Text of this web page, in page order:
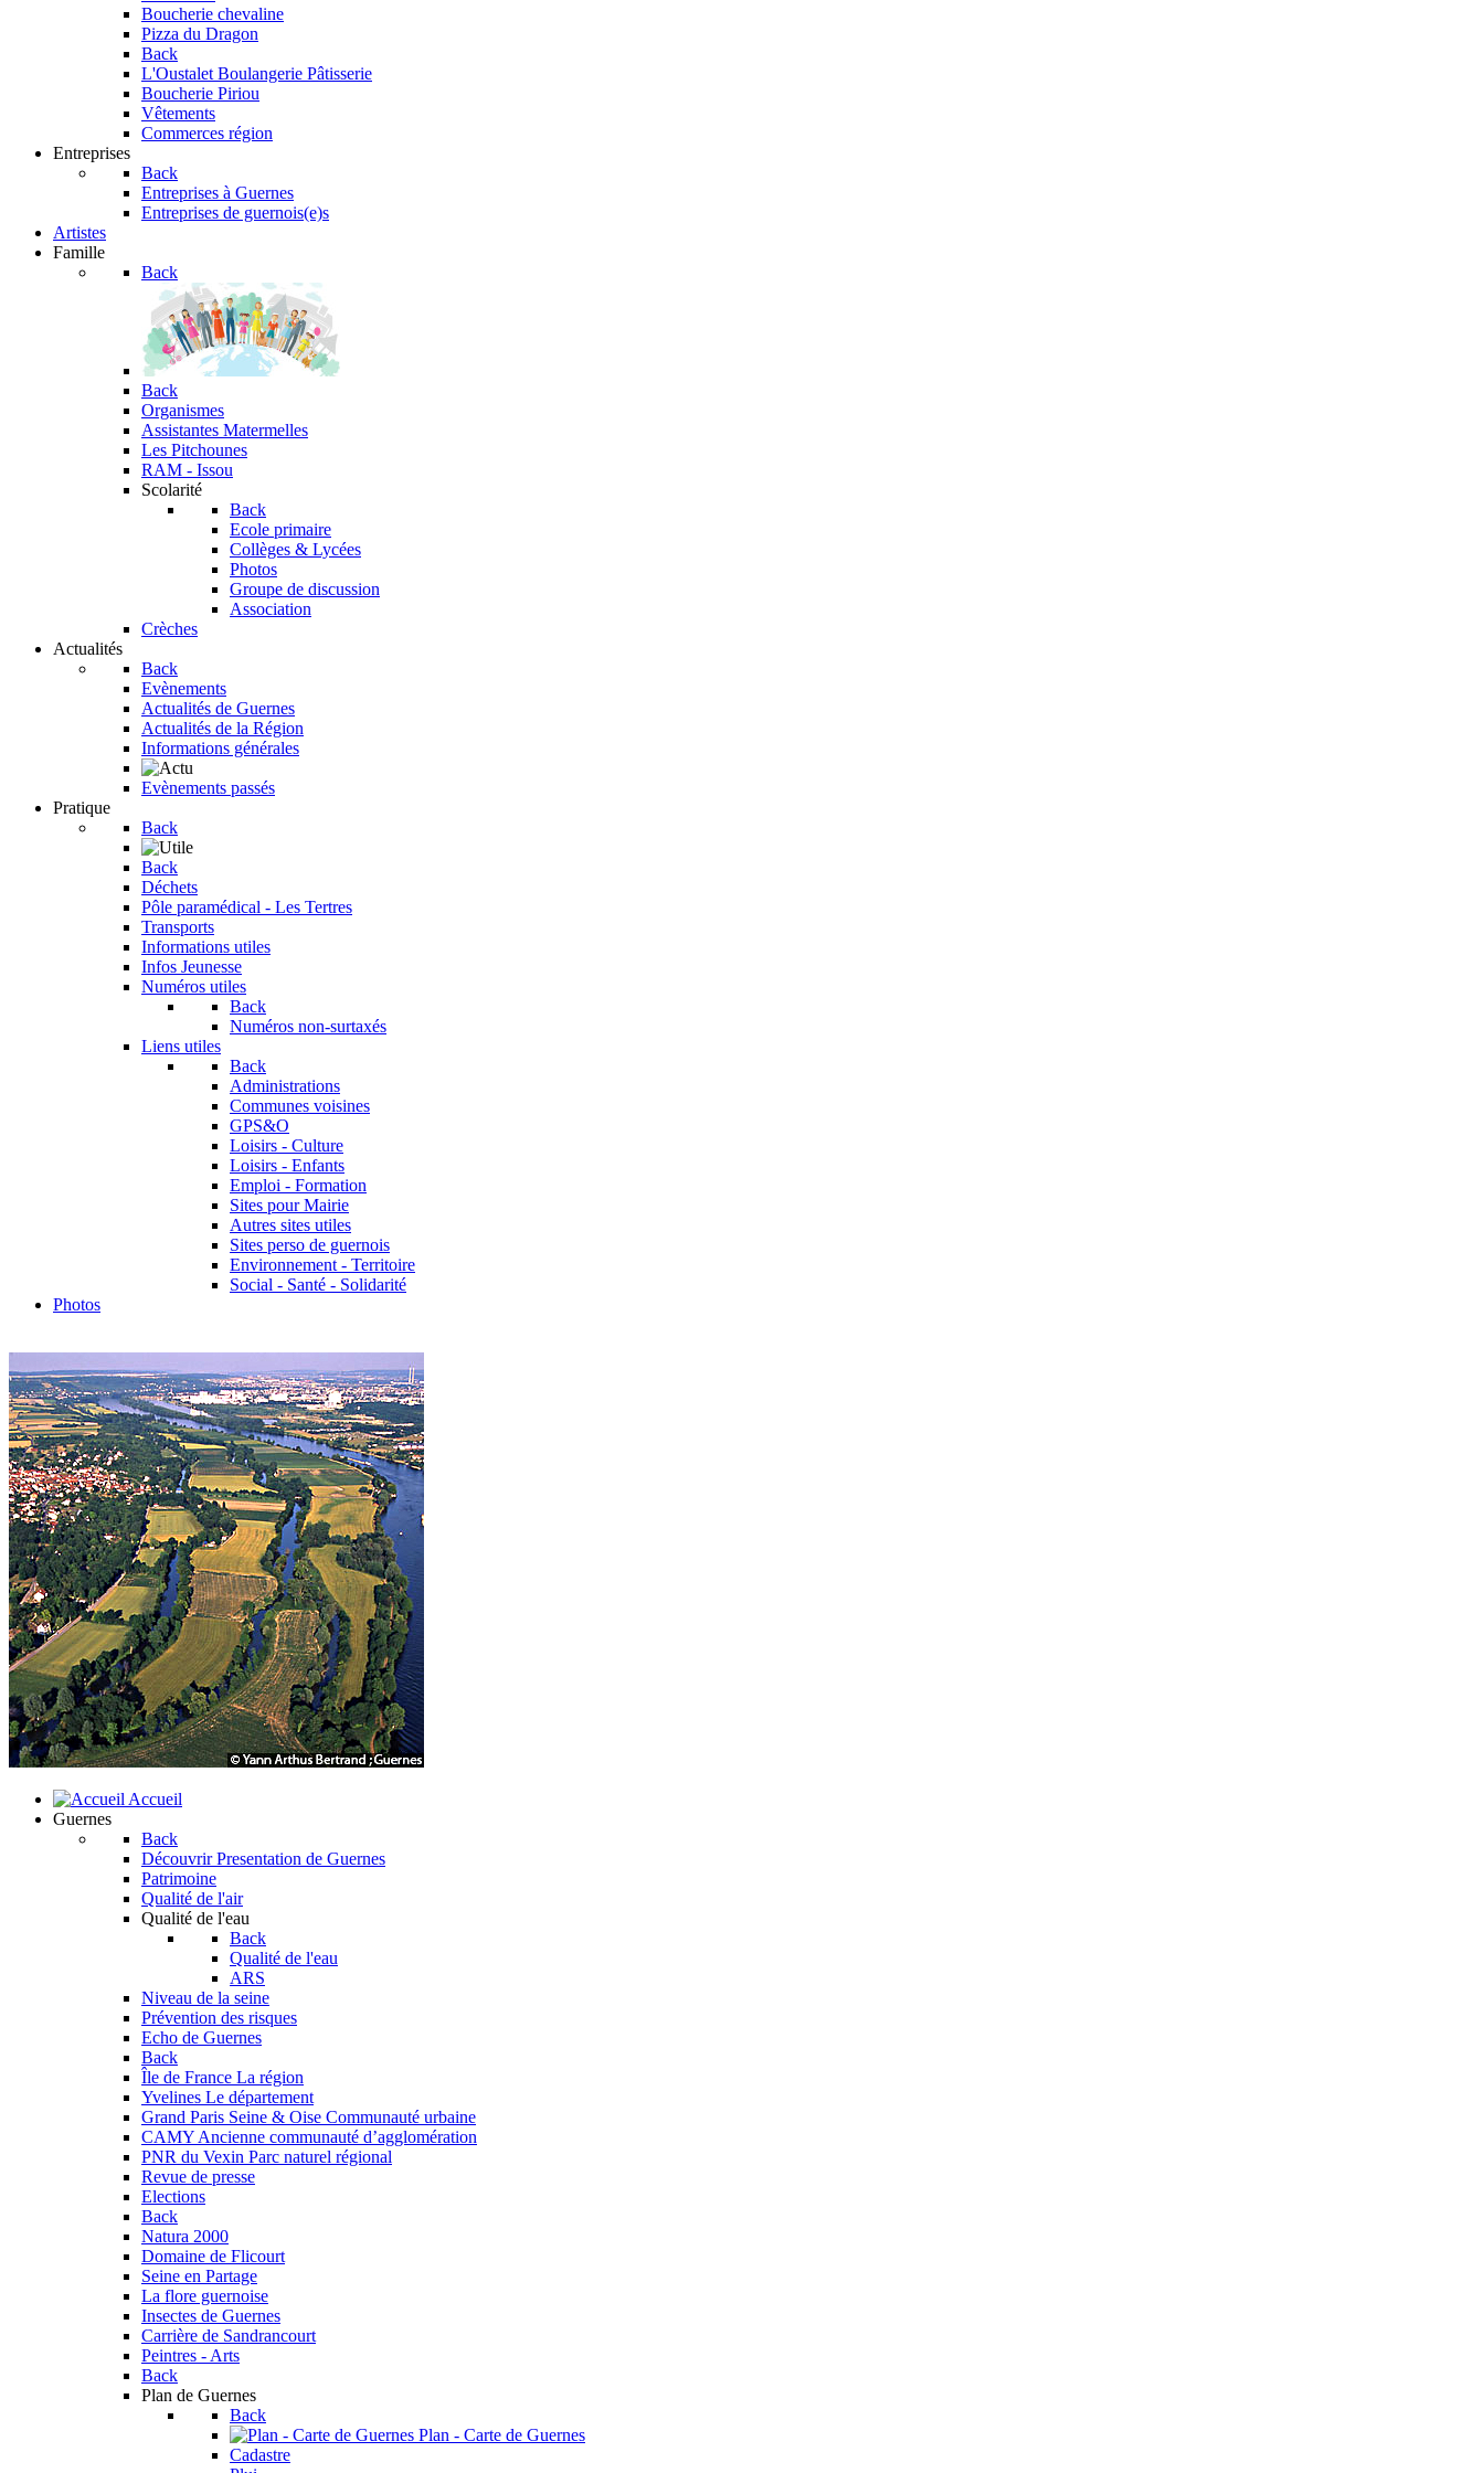
Boucherie chevaline
Pizza du Dragon
Back
L'Oustalet Boulangerie Pâtisserie
Boucherie Piriou
Vêtements
Commerces région
Entreprises
Back
Entreprises à Guernes
Entreprises de guernois(e)s
Artistes
Famille
Back
Back
Organismes
Assistantes Matermelles
Les Pitchounes
RAM - Issou
Scolarité
Back
Ecole primaire
Collèges & Lycées
Photos
Groupe de discussion
Association
Crèches
Actualités
Back
Evènements
Actualités de Guernes
Actualités de la Région
Informations générales
Evènements passés
Pratique
Back
Back
Déchets
Pôle paramédical - Les Tertres
Transports
Informations utiles
Infos Jeunesse
Numéros utiles
Back
Numéros non-surtaxés
Liens utiles
Back
Administrations
Communes voisines
GPS&O
Loisirs - Culture
Loisirs - Enfants
Emploi - Formation
Sites pour Mairie
Autres sites utiles
Sites perso de guernois
Environnement - Territoire
Social - Santé - Solidarité
Photos
Accueil
Guernes
Back
Découvrir Presentation de Guernes
Patrimoine
Qualité de l'air
Qualité de l'eau
Back
Qualité de l'eau
ARS
Niveau de la seine
Prévention des risques
Echo de Guernes
Back
Île de France La région
Yvelines Le département
Grand Paris Seine & Oise Communauté urbaine
CAMY Ancienne communauté d’agglomération
PNR du Vexin Parc naturel régional
Revue de presse
Elections
Back
Natura 2000
Domaine de Flicourt
Seine en Partage
La flore guernoise
Insectes de Guernes
Carrière de Sandrancourt
Peintres - Arts
Back
Plan de Guernes
Back
Plan - Carte de Guernes
Cadastre